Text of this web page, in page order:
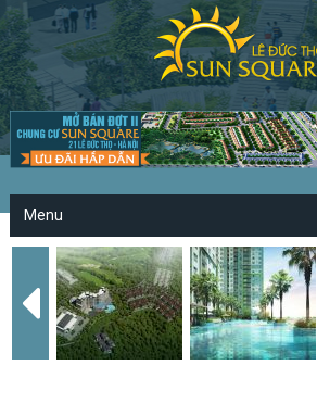
Menu